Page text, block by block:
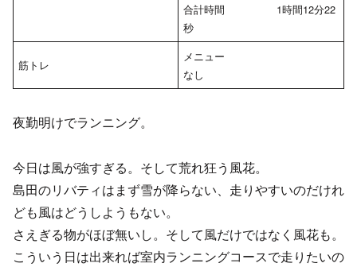
合計時間 1時間12分22
秒
筋トレ
メニュー
なし
夜勤明けでランニング。
今日は風が強すぎる。そして荒れ狂う風花。
島田のリバティはまず雪が降らない、走りやすいのだけれ
ども風はどうしようもない。
さえぎる物がほぼ無いし。そして風だけではなく風花も。
こういう日は出来れば室内ランニングコースで走りたいの